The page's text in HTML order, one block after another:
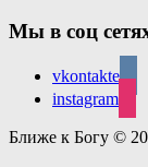
Мы в соц
vkontakte
instagram
Ближе к Богу ©